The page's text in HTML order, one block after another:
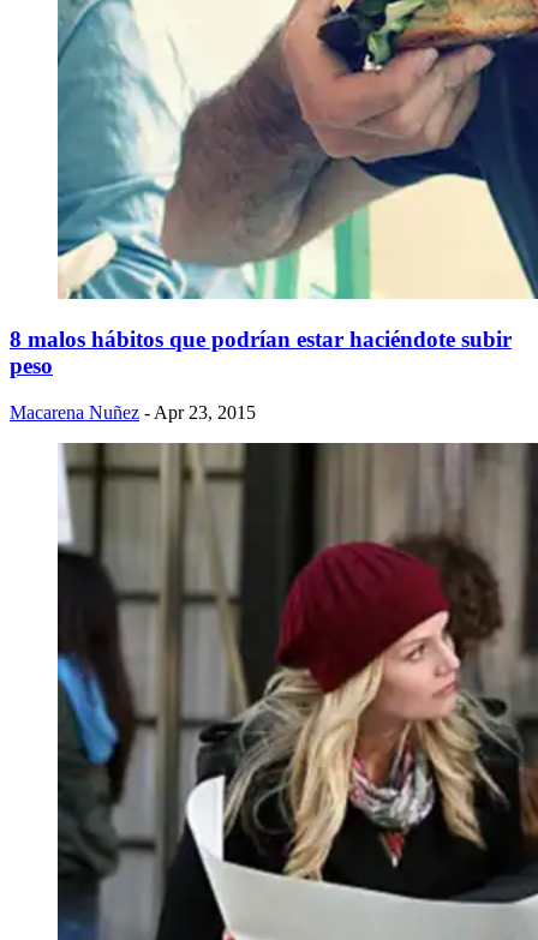
8 malos hábitos que podrían estar haciéndote subir
peso
Macarena Nuñez - Apr 23, 2015